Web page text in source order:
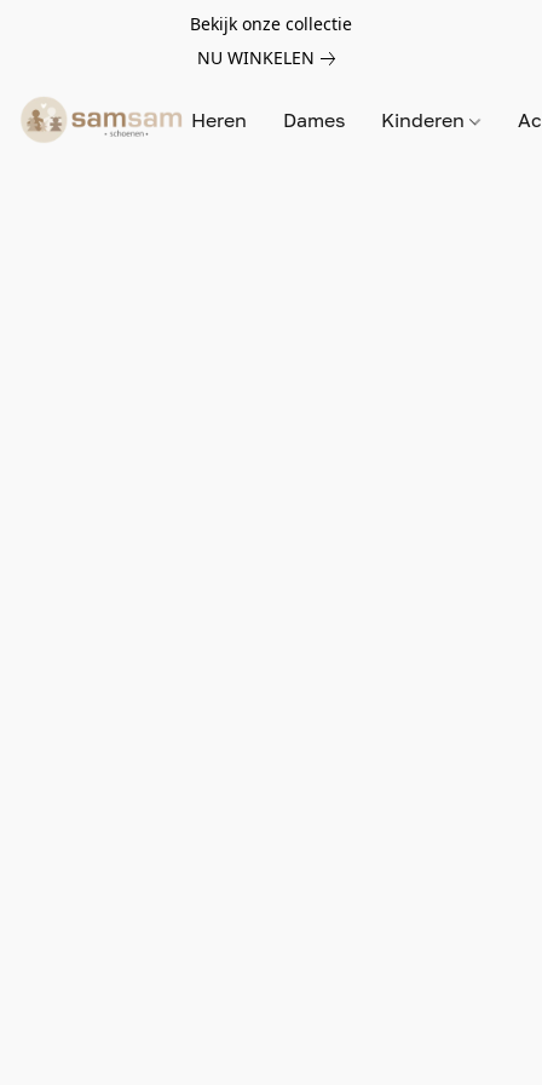
Bekijk onze collectie
NU WINKELEN
Heren Dames Kinderen